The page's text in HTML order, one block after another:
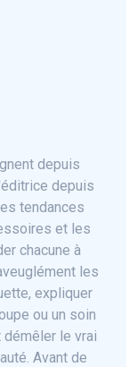
depuis
depuis
tendances
et les
chacune à
les
expliquer
ou un soin
le vrai
Avant de